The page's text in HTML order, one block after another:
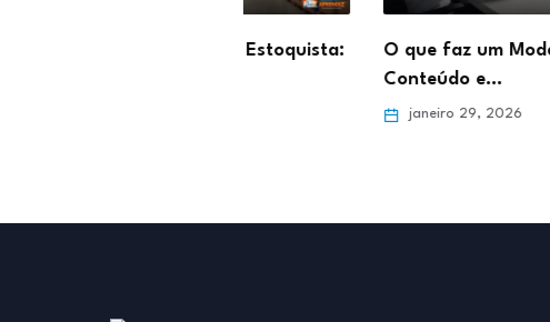
O que faz um Moderador de
janeiro 29, 2026